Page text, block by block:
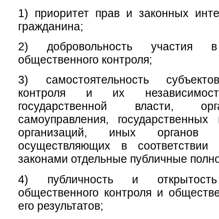
1) приоритет прав и законных
гражданина;
2) добровольность участия в
общественного контроля;
3) самостоятельность
контроля и их
государственной власти,
самоуправления,
организаций, иных органов
осуществляющих в
законами отдельные публичные
4) публичность и открытость
общественного контроля и
его результатов;